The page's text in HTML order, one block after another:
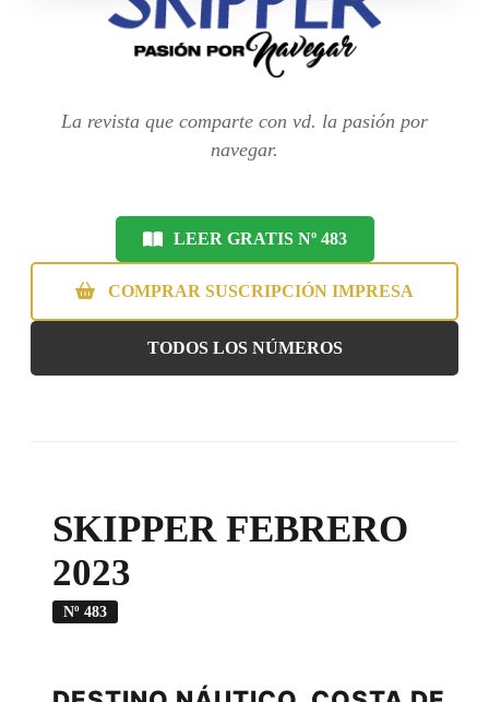
La revista que comparte con vd. la pasión por
navegar.
LEER GRATIS Nº 483
COMPRAR SUSCRIPCIÓN IMPRESA
TODOS LOS NÚMEROS
SKIPPER FEBRERO
2023
Nº 483